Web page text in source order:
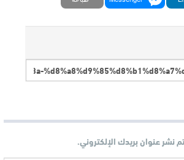
نشر عنوان بريدك الإلكتروني.